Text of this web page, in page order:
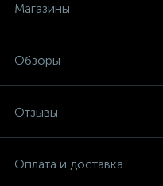
Магазины
Обзоры
Отзывы
Оплата и доставка